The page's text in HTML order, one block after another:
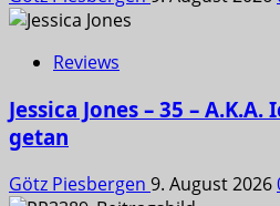
Reviews
Jessica Jones – 35 –
getan
Götz Piesbergen 9. August 2026